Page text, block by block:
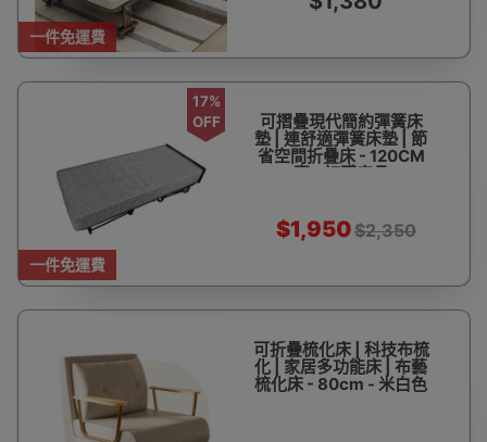
一件免運費
一件免運費
17%
OFF
可摺疊現代簡約彈簧床
墊 | 連舒適彈簧床墊 | 節
省空間折疊床 - 120CM
寬 - 訂購產品
$1,950$2,350
可折疊梳化床 | 科技布梳
化 | 家居多功能床 | 布藝
梳化床 - 80cm - 米白色